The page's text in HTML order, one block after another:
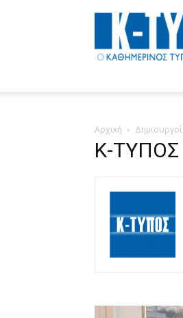
Κ-
ΤΥΠΟΣ
Αρχική Δημιουργοί
Κ-ΤΥΠΟΣ